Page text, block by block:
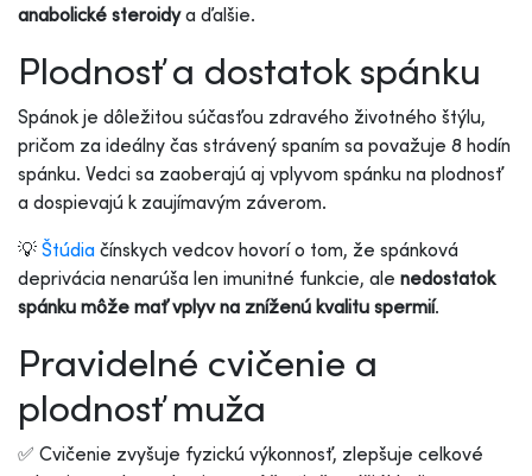
anabolické steroidya ďalšie.
Plodnosť a dostatok spánku
Spánok je dôležitou súčasťou zdravého životného štýlu,
pričom za ideálny čas strávený spaním sa považuje 8 hodín
spánku. Vedci sa zaoberajú aj vplyvom spánku na plodnosť
a dospievajú k zaujímavým záverom.
💡 Štúdia čínskych vedcov hovorí o tom, že spánková
deprivácia nenarúša len imunitné funkcie, ale nedostatok
spánku môže mať vplyv na zníženú kvalitu spermií.
Pravidelné cvičenie a
plodnosť muža
✅ Cvičenie zvyšuje fyzickú výkonnosť, zlepšuje celkové